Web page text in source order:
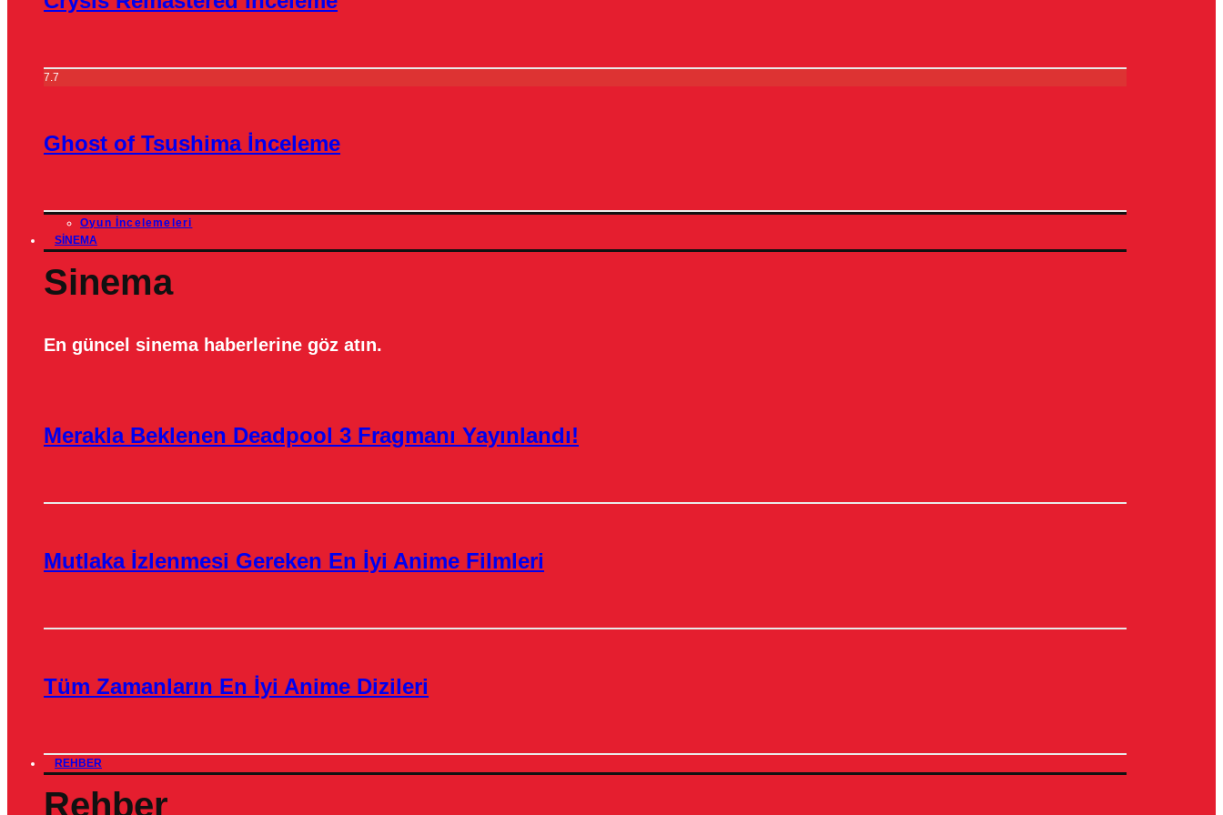
7.7
Ghost of Tsushima İnceleme
Oyun İncelemeleri
SINEMA
Sinema
En güncel sinema haberlerine göz atın.
Merakla Beklenen Deadpool 3 Fragmanı Yayınlandı!
Mutlaka İzlenmesi Gereken En İyi Anime Filmleri
Tüm Zamanların En İyi Anime Dizileri
REHBER
Rehber